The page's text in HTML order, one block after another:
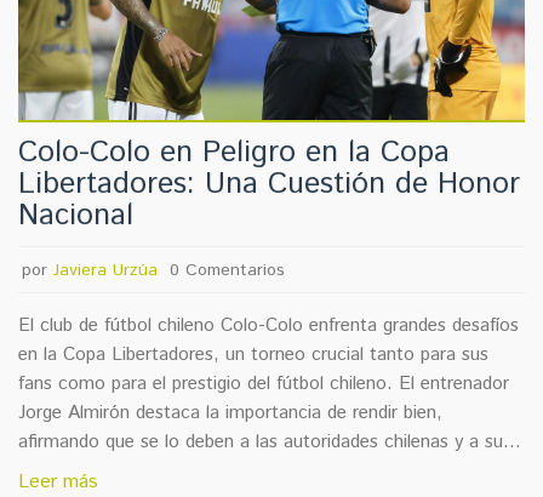
Colo-Colo en Peligro en la Copa
Libertadores: Una Cuestión de Honor
Nacional
por Javiera Urzúa 0 Comentarios
El club de fútbol chileno Colo-Colo enfrenta grandes desafíos
en la Copa Libertadores, un torneo crucial tanto para sus
fans como para el prestigio del fútbol chileno. El entrenador
Jorge Almirón destaca la importancia de rendir bien,
afirmando que se lo deben a las autoridades chilenas y a sus
seguidores. La historia y desempeño del club serán
Leer más